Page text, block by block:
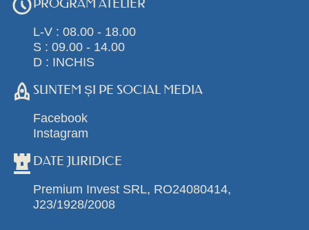
PROGRAM ATELIER
L-V : 08.00 - 18.00
S : 09.00 - 14.00
D : INCHIS
SUNTEM ȘI PE SOCIAL MEDIA
Facebook
Instagram
DATE JURIDICE
Premium Invest SRL, RO24080414,
J23/1928/2008